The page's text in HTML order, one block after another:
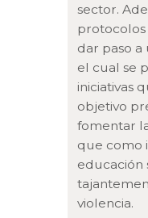
sector.
protocolos
dar paso
el cual se
iniciativas
objetivo
fomentar
que como
educación
violencia.